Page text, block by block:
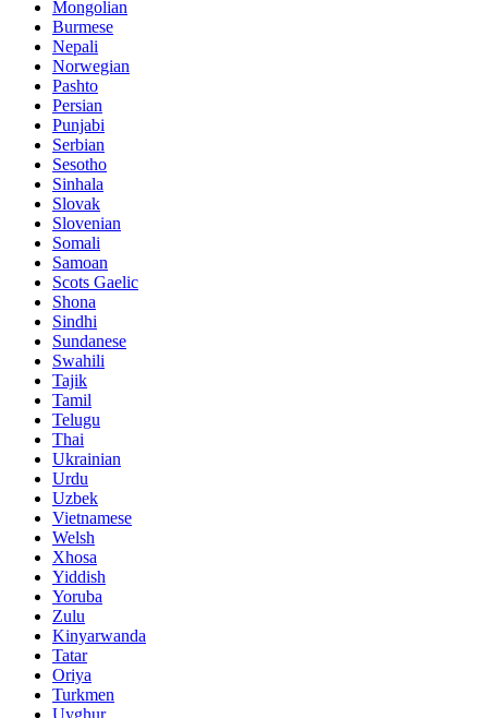
Mongolian
Burmese
Nepali
Norwegian
Pashto
Persian
Punjabi
Serbian
Sesotho
Sinhala
Slovak
Slovenian
Somali
Samoan
Scots Gaelic
Shona
Sindhi
Sundanese
Swahili
Tajik
Tamil
Telugu
Thai
Ukrainian
Urdu
Uzbek
Vietnamese
Welsh
Xhosa
Yiddish
Yoruba
Zulu
Kinyarwanda
Tatar
Oriya
Turkmen